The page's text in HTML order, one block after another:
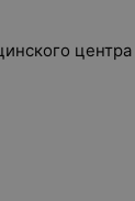
центра